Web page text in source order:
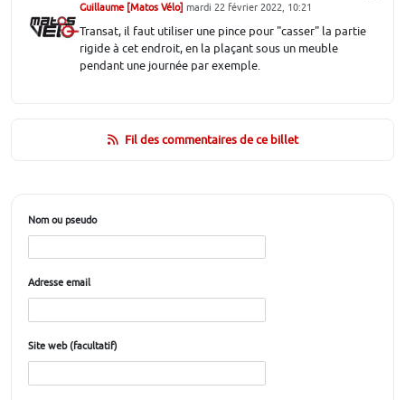
Guillaume [Matos Vélo] mardi 22 février 2022, 10:21
Transat, il faut utiliser une pince pour "casser" la partie
rigide à cet endroit, en la plaçant sous un meuble
pendant une journée par exemple.
Fil des commentaires de ce billet
Nom ou pseudo
Adresse email
Site web (facultatif)